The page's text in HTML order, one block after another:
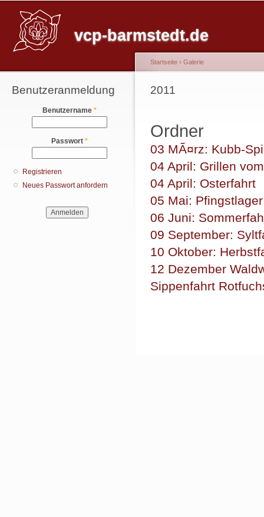
vcp-barmstedt.de
Hauptmenü
Benutzeranmeldung
Benutzername *
Passwort *
Registrieren
Neues Passwort anfordern
Sie sind hier
Startseite › Galerie
2011
Ordner
03 MÃ¤rz: Kubb-
04 April: Grillen
04 April: Osterfahrt
05 Mai: Pfingstlager
06 Juni:
09 September:
10 Oktober:
12 Dezember
Sippenfahrt